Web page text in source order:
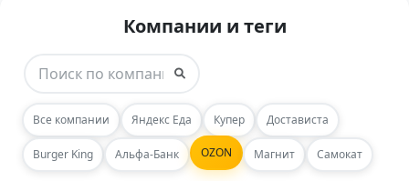
Компании и теги
Все компании Яндекс Еда Купер Достависта
Burger King Альфа-Банк OZON Магнит Самокат